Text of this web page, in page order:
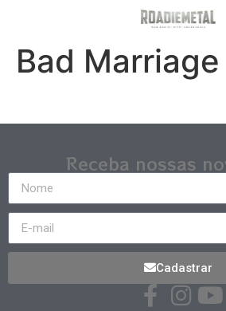
Bad Marriage
Receba nossas
Cadastrar